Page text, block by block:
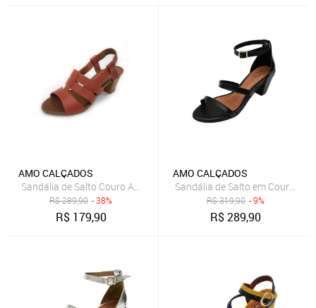
AMO CALÇADOS
Sandália de Salto Couro Amo Calçados Viena Caramelo
R$289,90 - 38%
R$ 179,90
AMO CALÇADOS
Sandália de Salto em Couro
R$319,90 - 9%
R$289,90